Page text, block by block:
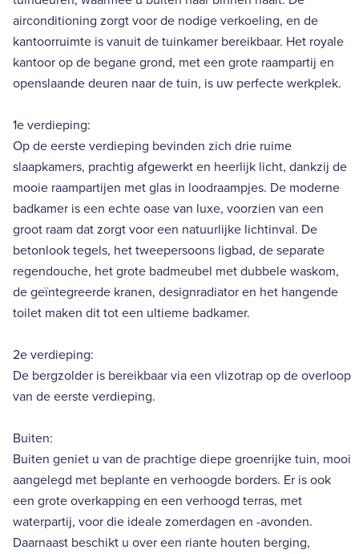
airconditioning zorgt voor de nodige verkoeling, en de
kantoorruimte is vanuit de tuinkamer bereikbaar. Het royale
kantoor op de begane grond, met een grote raampartij en
openslaande deuren naar de tuin, is uw perfecte werkplek.
1e verdieping:
Op de eerste verdieping bevinden zich drie ruime
slaapkamers, prachtig afgewerkt en heerlijk licht, dankzij de
mooie raampartijen met glas in loodraampjes. De moderne
badkamer is een echte oase van luxe, voorzien van een
groot raam dat zorgt voor een natuurlijke lichtinval. De
betonlook tegels, het tweepersoons ligbad, de separate
regendouche, het grote badmeubel met dubbele waskom,
de geïntegreerde kranen, designradiator en het hangende
toilet maken dit tot een ultieme badkamer.
2e verdieping:
De bergzolder is bereikbaar via een vlizotrap op de overloop
van de eerste verdieping.
Buiten:
Buiten geniet u van de prachtige diepe groenrijke tuin, mooi
aangelegd met beplante en verhoogde borders. Er is ook
een grote overkapping en een verhoogd terras, met
waterpartij, voor die ideale zomerdagen en -avonden.
Daarnaast beschikt u over een riante houten berging,